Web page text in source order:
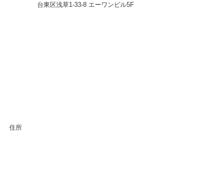
住所
台東区浅草1-33-8 エーワンビル5F